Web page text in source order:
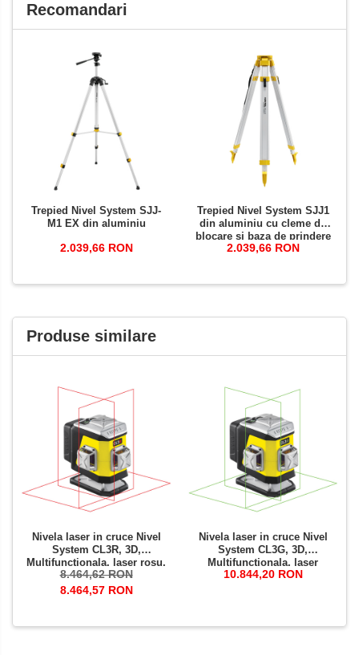
Recomandari
Trepied Nivel System SJJ-
M1 EX din aluminiu
2.039,66 RON
Trepied Nivel System SJJ1
din aluminiu cu cleme de
blocare și baza de prindere
plată
2.039,66 RON
Produse similare
Nivela laser in cruce Nivel
System CL3R, 3D,
Multifuncționala, laser rosu,
3 planuri laser (360 grade)
8.464,62 RON
8.464,57 RON
Nivela laser in cruce Nivel
System CL3G, 3D,
Multifuncționala, laser
verde, 3 planuri laser (360
10.844,20 RON